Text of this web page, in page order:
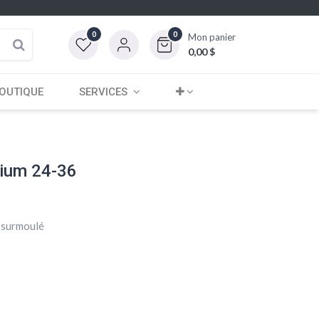
0 0 Mon panier
0,00$
SERVICES
24-36